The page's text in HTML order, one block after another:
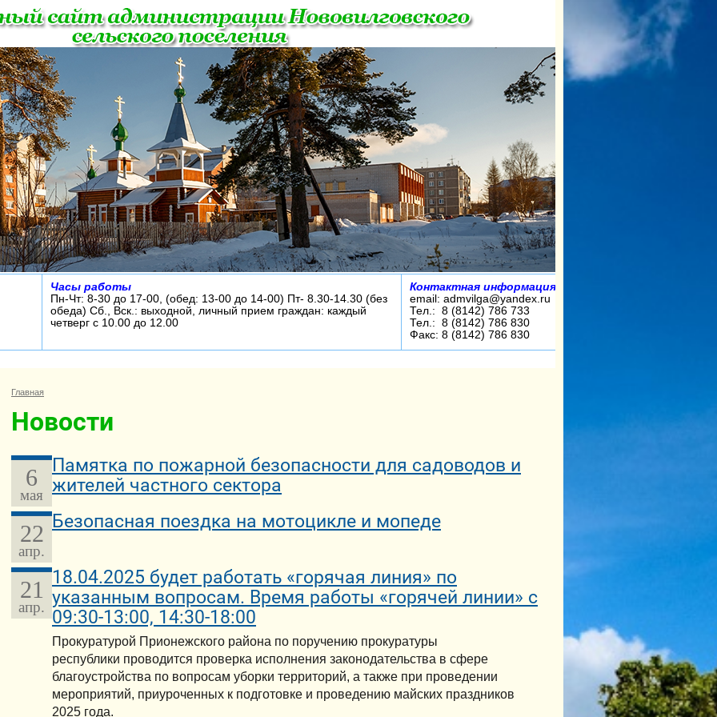
Часы работы
Пн-Чт: 8-30 до 17-00, (обед: 13-00 до 14-00) Пт- 8.30-14.30 (без
обеда) Сб., Вск.: выходной, личный прием граждан: каждый
четверг с 10.00 до 12.00
Контактная информация:
email: admvilga@yandex.ru
Тел.: 8 (8142) 786 733
Тел.: 8 (8142) 786 830
Факс: 8 (8142) 786 830
Главная
Новости
6
мая
Памятка по пожарной безопасности для садоводов и
жителей частного сектора
22
апр.
Безопасная поездка на мотоцикле и мопеде
21
апр.
18.04.2025 будет работать «горячая линия» по
указанным вопросам. Время работы «горячей линии» с
09:30-13:00, 14:30-18:00
Прокуратурой Прионежского района по поручению прокуратуры
республики проводится проверка исполнения законодательства в сфере
благоустройства по вопросам уборки территорий, а также при проведении
мероприятий, приуроченных к подготовке и проведению майских праздников
2025 года.